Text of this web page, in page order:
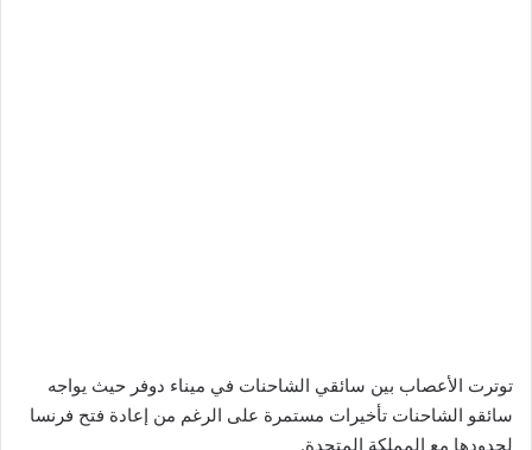
توترت الأعصاب بين سائقي الشاحنات في ميناء دوفر حيث يواجه
سائقو الشاحنات تأخيرات مستمرة على الرغم من إعادة فتح فرنسا
لحدودها مع المملكة المتحدة.